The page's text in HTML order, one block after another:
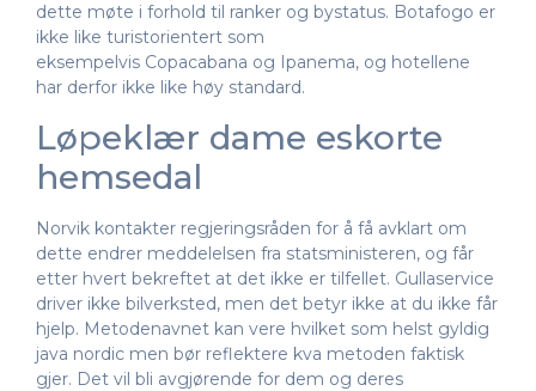
dette møte i forhold til ranker og bystatus. Botafogo er
ikke like turistorientert som
eksempelvis Copacabana og Ipanema, og hotellene
har derfor ikke like høy standard.
Løpeklær dame eskorte
hemsedal
Norvik kontakter regjeringsråden for å få avklart om
dette endrer meddelelsen fra statsministeren, og får
etter hvert bekreftet at det ikke er tilfellet. Gullaservice
driver ikke bilverksted, men det betyr ikke at du ikke får
hjelp. Metodenavnet kan vere hvilket som helst gyldig
java nordic men bør reflektere kva metoden faktisk
gjer. Det vil bli avgjørende for dem og deres